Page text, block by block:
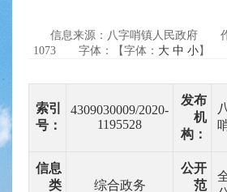
信息来源：八字哨镇人民政府
1073
字体：【字体： 大 中 小】
索引
号：
4309030009/2020-
1195528
发布
机
构：
信息
类
综合政务
公开
范